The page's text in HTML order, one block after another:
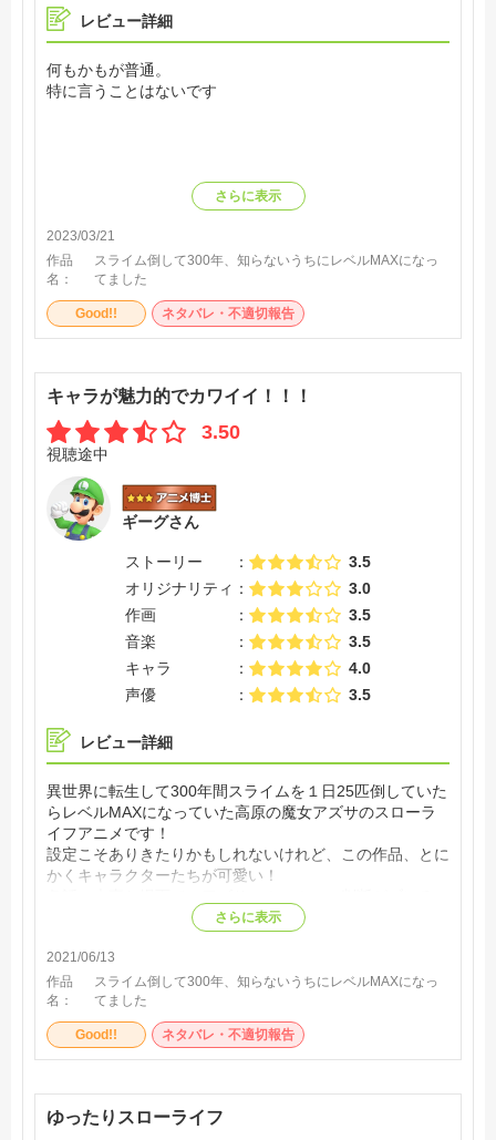
レビュー詳細
何もかもが普通。
特に言うことはないです
さらに表示
2023/03/21
作品
名：
スライム倒して300年、知らないうちにレベルMAXになっ
てました
Good!! ネタバレ・不適切報告
キャラが魅力的でカワイイ！！！
3.50
視聴途中
ギーグさん
ストーリー
3.5
オリジナリティ
3.0
作画
3.5
音楽
3.5
キャラ
4.0
声優
3.5
レビュー詳細
異世界に転生して300年間スライムを１日25匹倒していた
らレベルMAXになっていた高原の魔女アズサのスローラ
イフアニメです！
設定こそありきたりかもしれないけれど、この作品、とに
かくキャラクターたちが可愛い！
となく家族の絆を大切にしていて、とてもあたたかい話に
ストーリーもいい感じに平和というか穏やかで笑える要素
が散りばめられているため、観ていてまったく疲れないも
のになっています。さすがスローライフアニメって感じで
すね！
特にファルファ＆シャルシャのスライムコンビ、ライカ＆
きです！
これからも楽しみにしています！
さらに表示
2021/06/13
作品
名：
スライム倒して300年、知らないうちにレベルMAXになっ
てました
Good!! ネタバレ・不適切報告
ゆったりスローライフ